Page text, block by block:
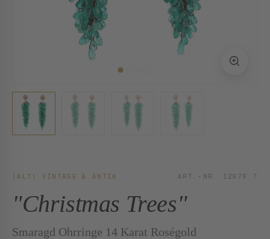
(ALT) VINTAGE & ANTIK ART.-NR. 12979.7
"Christmas Trees"
Smaragd Ohrringe 14 Karat Roségold